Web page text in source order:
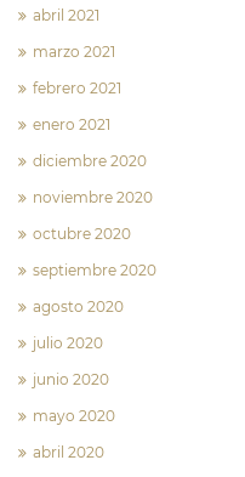
abril 2021
marzo 2021
febrero 2021
enero 2021
diciembre 2020
noviembre 2020
octubre 2020
septiembre 2020
agosto 2020
julio 2020
junio 2020
mayo 2020
abril 2020